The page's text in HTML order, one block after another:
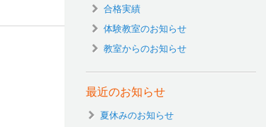
合格実績
体験教室のお知らせ
教室からのお知らせ
最近のお知らせ
夏休みのお知らせ